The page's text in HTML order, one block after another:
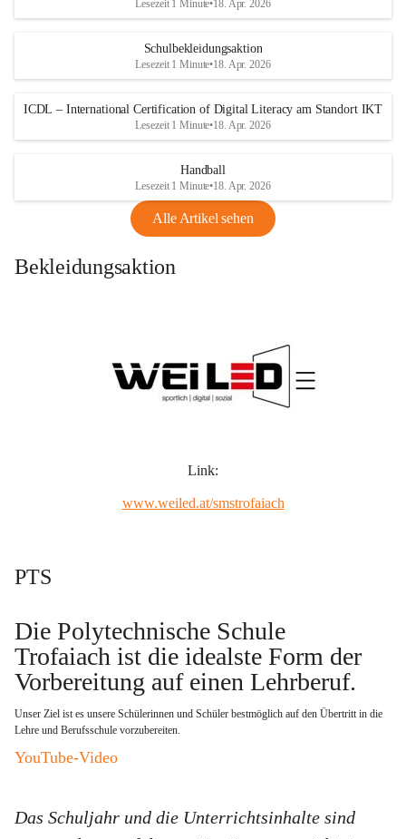
Lesezeit 1 Minute•18. Apr. 2026
Schulbekleidungsaktion
Lesezeit 1 Minute•18. Apr. 2026
ICDL – International Certification of Digital Literacy am Standort IKT
Lesezeit 1 Minute•18. Apr. 2026
Handball
Lesezeit 1 Minute•18. Apr. 2026
Alle Artikel sehen
Bekleidungsaktion
Link:
www.weiled.at/smstrofaiach
PTS
Die Polytechnische Schule
Trofaiach ist die idealste Form der
Vorbereitung auf einen Lehrberuf.
Unser Ziel ist es unsere Schülerinnen und Schüler bestmöglich auf den Übertritt in die
Lehre und Berufsschule vorzubereiten.
YouTube-Video
Das Schuljahr und die Unterrichtsinhalte sind